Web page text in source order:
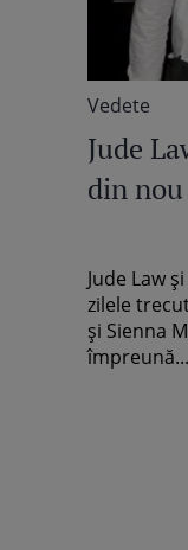
Vedete
Jude
din
Jude Law
zilele
şi Sienna
împreună...